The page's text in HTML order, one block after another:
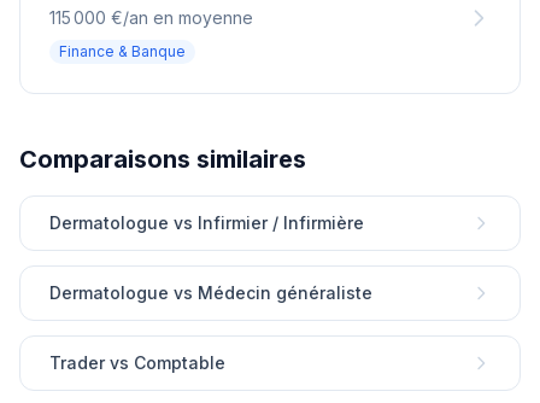
115 000 €/an en moyenne
Finance & Banque
Comparaisons similaires
Dermatologue vs Infirmier / Infirmière
Dermatologue vs Médecin généraliste
Trader vs Comptable